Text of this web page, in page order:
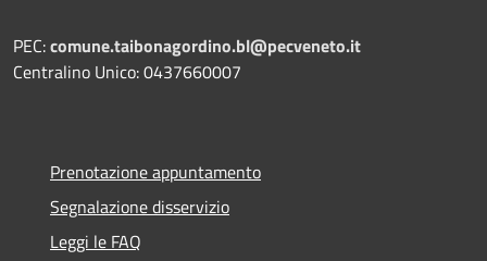
PEC:comune.taibonagordino.bl@pecveneto.it
Centralino Unico: 0437660007
Prenotazione appuntamento
Segnalazione disservizio
Leggi le FAQ